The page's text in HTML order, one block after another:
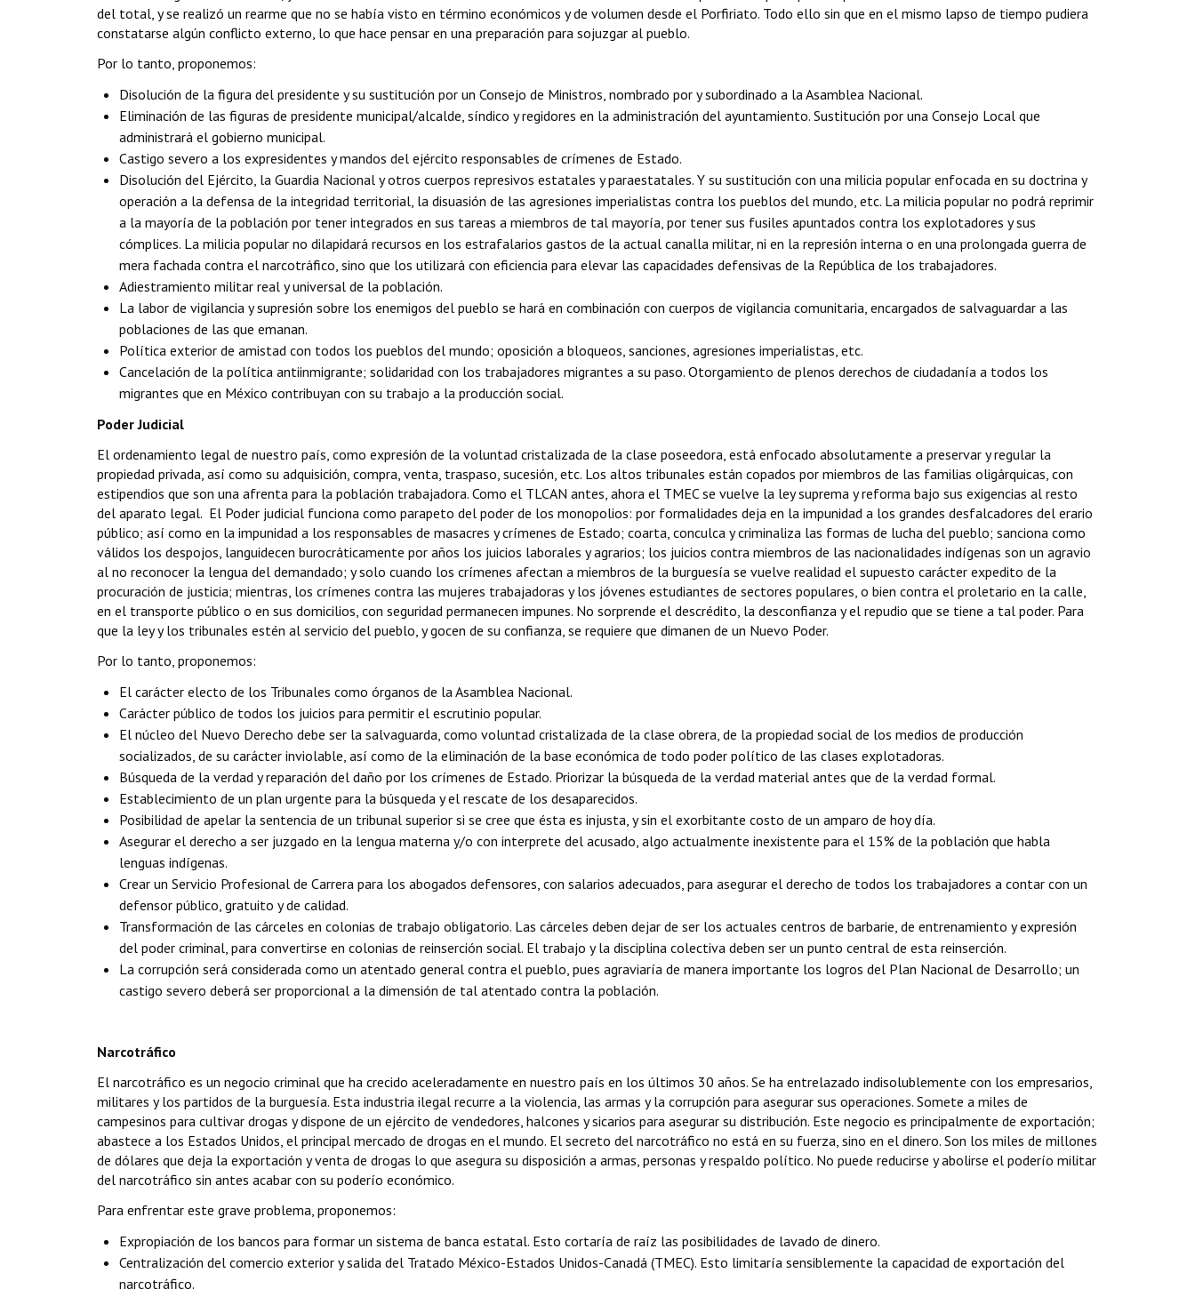
del total, y se realizó un rearme que no se había visto en término económicos y de volumen desde el Porfiriato. Todo ello sin que en el mismo lapso de tiempo pudiera
constatarse algún conflicto externo, lo que hace pensar en una preparación para sojuzgar al pueblo.
Por lo tanto, proponemos:
Disolución de la figura del presidente y su sustitución por un Consejo de Ministros, nombrado por y subordinado a la Asamblea Nacional.
Eliminación de las figuras de presidente municipal/alcalde, síndico y regidores en la administración del ayuntamiento. Sustitución por una Consejo Local que
administrará el gobierno municipal.
Castigo severo a los expresidentes y mandos del ejército responsables de crímenes de Estado.
Disolución del Ejército, la Guardia Nacional y otros cuerpos represivos estatales y paraestatales. Y su sustitución con una milicia popular enfocada en su doctrina y
operación a la defensa de la integridad territorial, la disuasión de las agresiones imperialistas contra los pueblos del mundo, etc. La milicia popular no podrá reprimir
a la mayoría de la población por tener integrados en sus tareas a miembros de tal mayoría, por tener sus fusiles apuntados contra los explotadores y sus
cómplices. La milicia popular no dilapidará recursos en los estrafalarios gastos de la actual canalla militar, ni en la represión interna o en una prolongada guerra de
mera fachada contra el narcotráfico, sino que los utilizará con eficiencia para elevar las capacidades defensivas de la República de los trabajadores.
Adiestramiento militar real y universal de la población.
La labor de vigilancia y supresión sobre los enemigos del pueblo se hará en combinación con cuerpos de vigilancia comunitaria, encargados de salvaguardar a las
poblaciones de las que emanan.
Política exterior de amistad con todos los pueblos del mundo; oposición a bloqueos, sanciones, agresiones imperialistas, etc.
Cancelación de la política antiinmigrante; solidaridad con los trabajadores migrantes a su paso. Otorgamiento de plenos derechos de ciudadanía a todos los
migrantes que en México contribuyan con su trabajo a la producción social.
Poder Judicial
El ordenamiento legal de nuestro país, como expresión de la voluntad cristalizada de la clase poseedora, está enfocado absolutamente a preservar y regular la
propiedad privada, así como su adquisición, compra, venta, traspaso, sucesión, etc. Los altos tribunales están copados por miembros de las familias oligárquicas, con
estipendios que son una afrenta para la población trabajadora. Como el TLCAN antes, ahora el TMEC se vuelve la ley suprema y reforma bajo sus exigencias al resto
del aparato legal. El Poder judicial funciona como parapeto del poder de los monopolios: por formalidades deja en la impunidad a los grandes desfalcadores del erario
público; así como en la impunidad a los responsables de masacres y crímenes de Estado; coarta, conculca y criminaliza las formas de lucha del pueblo; sanciona como
válidos los despojos, languidecen burocráticamente por años los juicios laborales y agrarios; los juicios contra miembros de las nacionalidades indígenas son un agravio
al no reconocer la lengua del demandado; y solo cuando los crímenes afectan a miembros de la burguesía se vuelve realidad el supuesto carácter expedito de la
procuración de justicia; mientras, los crímenes contra las mujeres trabajadoras y los jóvenes estudiantes de sectores populares, o bien contra el proletario en la calle,
en el transporte público o en sus domicilios, con seguridad permanecen impunes. No sorprende el descrédito, la desconfianza y el repudio que se tiene a tal poder. Para
que la ley y los tribunales estén al servicio del pueblo, y gocen de su confianza, se requiere que dimanen de un Nuevo Poder.
Por lo tanto, proponemos:
El carácter electo de los Tribunales como órganos de la Asamblea Nacional.
Carácter público de todos los juicios para permitir el escrutinio popular.
El núcleo del Nuevo Derecho debe ser la salvaguarda, como voluntad cristalizada de la clase obrera, de la propiedad social de los medios de producción
socializados, de su carácter inviolable, así como de la eliminación de la base económica de todo poder político de las clases explotadoras.
Búsqueda de la verdad y reparación del daño por los crímenes de Estado. Priorizar la búsqueda de la verdad material antes que de la verdad formal.
Establecimiento de un plan urgente para la búsqueda y el rescate de los desaparecidos.
Posibilidad de apelar la sentencia de un tribunal superior si se cree que ésta es injusta, y sin el exorbitante costo de un amparo de hoy día.
Asegurar el derecho a ser juzgado en la lengua materna y/o con interprete del acusado, algo actualmente inexistente para el 15% de la población que habla
lenguas indígenas.
Crear un Servicio Profesional de Carrera para los abogados defensores, con salarios adecuados, para asegurar el derecho de todos los trabajadores a contar con un
defensor público, gratuito y de calidad.
Transformación de las cárceles en colonias de trabajo obligatorio. Las cárceles deben dejar de ser los actuales centros de barbarie, de entrenamiento y expresión
del poder criminal, para convertirse en colonias de reinserción social. El trabajo y la disciplina colectiva deben ser un punto central de esta reinserción.
La corrupción será considerada como un atentado general contra el pueblo, pues agraviaría de manera importante los logros del Plan Nacional de Desarrollo; un
castigo severo deberá ser proporcional a la dimensión de tal atentado contra la población.
Narcotráfico
El narcotráfico es un negocio criminal que ha crecido aceleradamente en nuestro país en los últimos 30 años. Se ha entrelazado indisolublemente con los empresarios,
militares y los partidos de la burguesía. Esta industria ilegal recurre a la violencia, las armas y la corrupción para asegurar sus operaciones. Somete a miles de
campesinos para cultivar drogas y dispone de un ejército de vendedores, halcones y sicarios para asegurar su distribución. Este negocio es principalmente de exportación;
abastece a los Estados Unidos, el principal mercado de drogas en el mundo. El secreto del narcotráfico no está en su fuerza, sino en el dinero. Son los miles de millones
de dólares que deja la exportación y venta de drogas lo que asegura su disposición a armas, personas y respaldo político. No puede reducirse y abolirse el poderío militar
del narcotráfico sin antes acabar con su poderío económico.
Para enfrentar este grave problema, proponemos:
Expropiación de los bancos para formar un sistema de banca estatal. Esto cortaría de raíz las posibilidades de lavado de dinero.
Centralización del comercio exterior y salida del Tratado México-Estados Unidos-Canadá (TMEC). Esto limitaría sensiblemente la capacidad de exportación del
narcotráfico.